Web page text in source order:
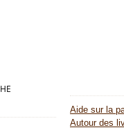
Aide sur la
Autour des